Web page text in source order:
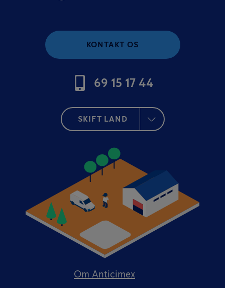
KONTAKT OS
69 15 17 44
SKIFT LAND
Om Anticimex